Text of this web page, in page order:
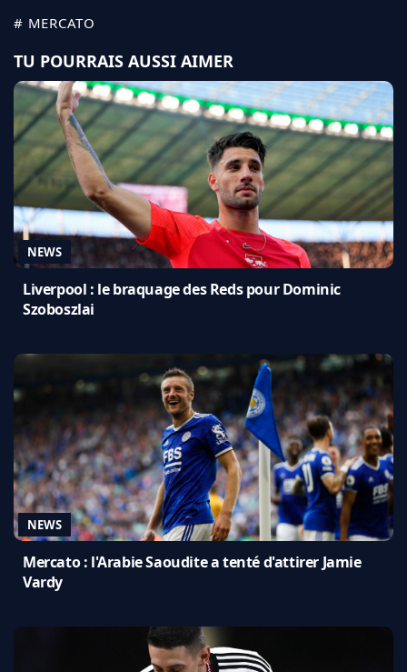
# MERCATO
TU POURRAIS AUSSI AIMER
NEWS
Liverpool : le braquage des Reds pour Dominic
Szoboszlai
NEWS
Mercato : l'Arabie Saoudite a tenté d'attirer Jamie
Vardy